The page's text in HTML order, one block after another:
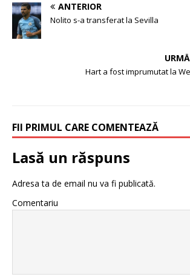
ANTERIOR
Nolito s-a transferat la Sevilla
Hart a fost imprumutat la
FII PRIMUL CARE COMENTEAZĂ
Lasă un răspuns
Adresa ta de email nu va fi publicată.
Comentariu